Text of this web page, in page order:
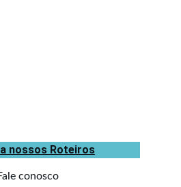
nossos Roteiros
conosco